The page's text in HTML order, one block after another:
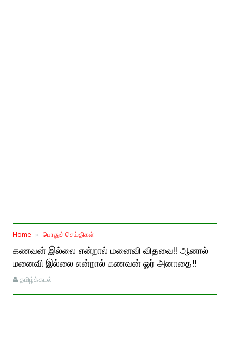
Home பொதுச் செய்திகள்
கணவன் இல்லை என்றால் மனைவி விதவை!! ஆனால்
மனைவி இல்லை என்றால் கணவன் ஓர் அனாதை!!
தமிழ்க்கடல்